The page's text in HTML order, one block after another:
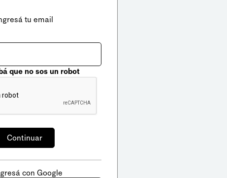
tu email
que no sos un robot
con Google